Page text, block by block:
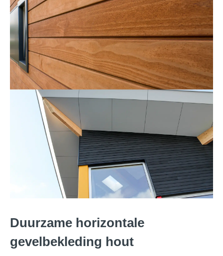
Duurzame horizontale
gevelbekleding hout